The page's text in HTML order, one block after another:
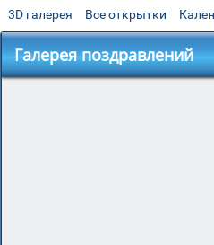
3D галерея Все открытки
Галерея поздравлений